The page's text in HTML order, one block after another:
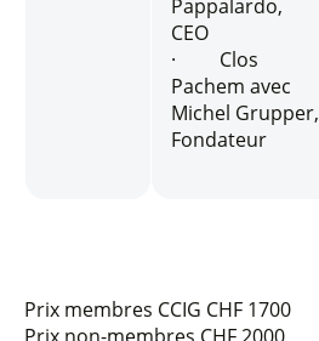
Pappalardo,
CEO
· Clos
Pachem avec
Michel Grupper,
Fondateur
Prix membres CCIG CHF 1700
Prix non-membres CHF 2000